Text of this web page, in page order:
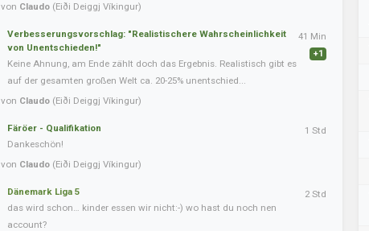
von Claudo (Eiði Deiggj Víkingur)
Verbesserungsvorschlag: "Realistischere Wahrscheinlichkeit
von Unentschieden!"
Keine Ahnung, am Ende zählt doch das Ergebnis. Realistisch gibt es
auf der gesamten großen Welt ca. 20-25% unentschied...
von Claudo (Eiði Deiggj Víkingur)
41 Min
+1
Färöer - Qualifikation
Dankeschön!
von Claudo (Eiði Deiggj Víkingur)
1 Std
Dänemark Liga 5
das wird schon… kinder essen wir nicht:-) wo hast du noch nen
account?
2 Std